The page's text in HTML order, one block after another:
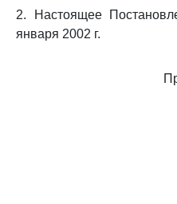
2. Настоящее
января 2002 г.